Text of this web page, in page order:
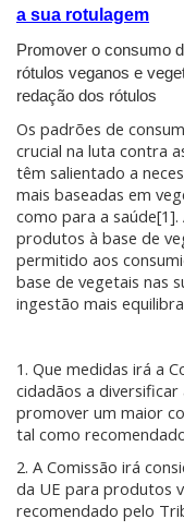
a sua rotulagem
Promover o consumo
rótulos veganos e
redação dos rótulos
Os padrões de
crucial na luta contra
têm salientado a
mais baseadas em
como para a
produtos à base de
permitido aos
base de vegetais nas
ingestão mais
1. Que medidas irá a
cidadãos a
promover um maior
tal como
2. A Comissão irá
da UE para produtos
recomendado pelo